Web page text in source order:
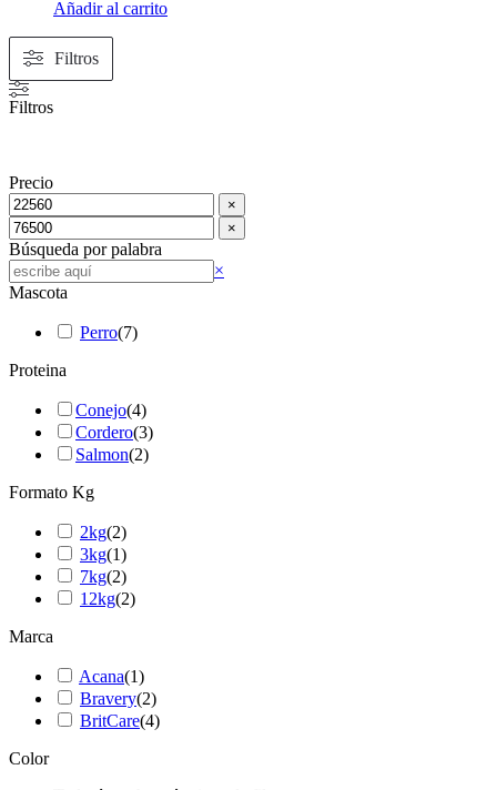
Añadir al carrito
Filtros
Filtros
Precio
×
×
Búsqueda por palabra
Buscar
×
Mascota
Perro(7)
Proteina
Conejo(4)
Cordero(3)
Salmon(2)
Formato Kg
2kg(2)
3kg(1)
7kg(2)
12kg(2)
Marca
Acana(1)
Bravery(2)
BritCare(4)
Color